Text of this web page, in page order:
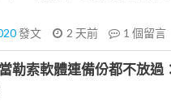
發文 2 天前 1 個留言
勒索軟體連備份都不放過